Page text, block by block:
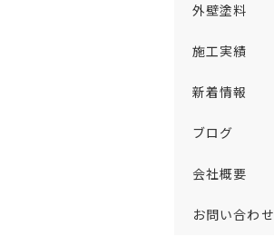
外壁塗料
施工実績
新着情報
ブログ
会社概要
お問い合わせ